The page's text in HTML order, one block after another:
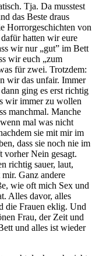
Tja. Da musstest
das Beste draus
Horrorgeschichten von
hatten wir eure
wir nur „gut” im Bett
wir euch „zum
für zwei. Trotzdem:
wir das unfair. Immer
ging es erst richtig
wir immer zu wollen
manchmal. Manche
mal was nicht
sie mit mir im
dass sie noch nie im
vorher Nein gesagt.
richtig sauer, laut,
Ganz andere
wie oft mich Sex und
Alles davor, alles
die Frauen eklig. Und
Frau, der Zeit und
und alles ist wieder